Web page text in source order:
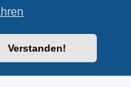
Verstanden!